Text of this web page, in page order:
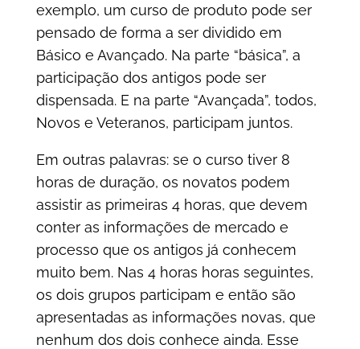
exemplo, um curso de produto pode ser
pensado de forma a ser dividido em
Básico e Avançado. Na parte “básica”, a
participação dos antigos pode ser
dispensada. E na parte “Avançada”, todos,
Novos e Veteranos, participam juntos.
Em outras palavras: se o curso tiver 8
horas de duração, os novatos podem
assistir as primeiras 4 horas, que devem
conter as informações de mercado e
processo que os antigos já conhecem
muito bem. Nas 4 horas horas seguintes,
os dois grupos participam e então são
apresentadas as informações novas, que
nenhum dos dois conhece ainda. Esse